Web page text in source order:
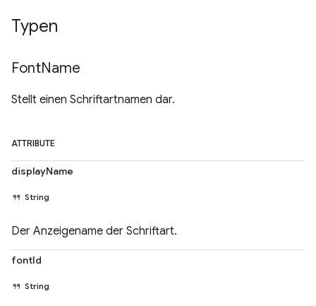
Typen
FontName
Stellt einen Schriftartnamen dar.
ATTRIBUTE
displayName
String
Der Anzeigename der Schriftart.
fontId
String